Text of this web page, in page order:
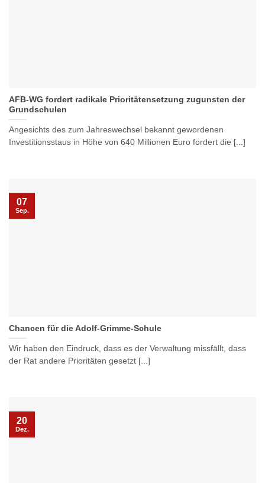
AFB-WG fordert radikale Prioritätensetzung zugunsten der
Grundschulen
Angesichts des zum Jahreswechsel bekannt gewordenen
Investitionsstaus in Höhe von 640 Millionen Euro fordert die [...]
Chancen für die Adolf-Grimme-Schule
Wir haben den Eindruck, dass es der Verwaltung missfällt, dass
der Rat andere Prioritäten gesetzt [...]
07
Sep.
20
Dez.